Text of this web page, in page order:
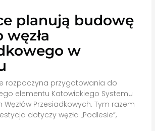
planują budowę
w
rozpoczyna przygotowania do
elementu Katowickiego Systemu
Przesiadkowych. Tym razem
dotyczy węzła „Podlesie”,